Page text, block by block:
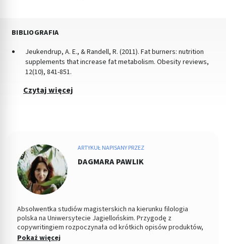
BIBLIOGRAFIA
Jeukendrup, A. E., & Randell, R. (2011). Fat burners: nutrition
supplements that increase fat metabolism. Obesity reviews,
12(10), 841-851.
Czytaj więcej
ARTYKUŁ NAPISANY PRZEZ
DAGMARA PAWLIK
Absolwentka studiów magisterskich na kierunku filologia
polska na Uniwersytecie Jagiellońskim. Przygodę z
copywritingiem rozpoczynała od krótkich opisów produktów,
dziś najchętniej tworzy dłuższe artykuły blogowe, nie tylko z
Pokaż więcej